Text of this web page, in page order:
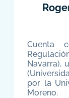
Cuenta
Navarra),
por la
Moreno.